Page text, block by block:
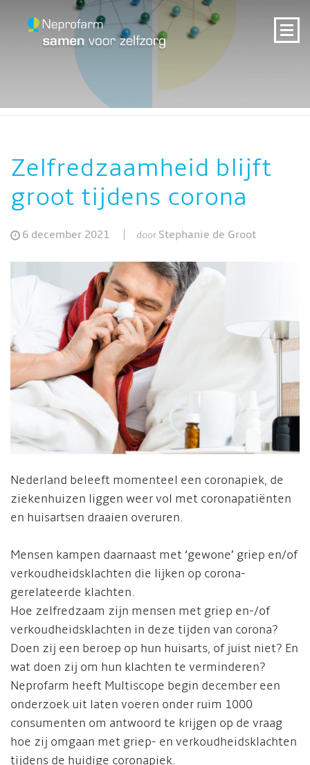
Zelfredzaamheid blijft
groot tijdens corona
6 december 2021 door Stephanie de Groot
Nederland beleeft momenteel een coronapiek, de
ziekenhuizen liggen weer vol met coronapatiënten
en huisartsen draaien overuren.
Mensen kampen daarnaast met ‘gewone’ griep en/of
verkoudheidsklachten die lijken op corona-
gerelateerde klachten.
Hoe zelfredzaam zijn mensen met griep en-/of
verkoudheidsklachten in deze tijden van corona?
Doen zij een beroep op hun huisarts, of juist niet? En
wat doen zij om hun klachten te verminderen?
Neprofarm heeft Multiscope begin december een
onderzoek uit laten voeren onder ruim 1000
consumenten om antwoord te krijgen op de vraag
hoe zij omgaan met griep- en verkoudheidsklachten
tijdens de huidige coronapiek.